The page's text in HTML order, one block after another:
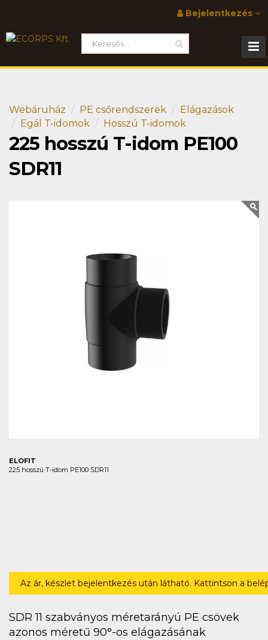
Bejelentkezés
Webáruház PE csőrendszerek
Elágazások
Egál T-idomok
Hosszú T-idomok
225 hosszú T-idom PE100
SDR11
ELOFIT
225 hosszú T-idom PE100 SDR11
Az ár, készlet bejelentkezés után látható. Kattintson a
SDR 11 szabványos méretarányú PE csövek
azonos méretű 90°-os elágazásának